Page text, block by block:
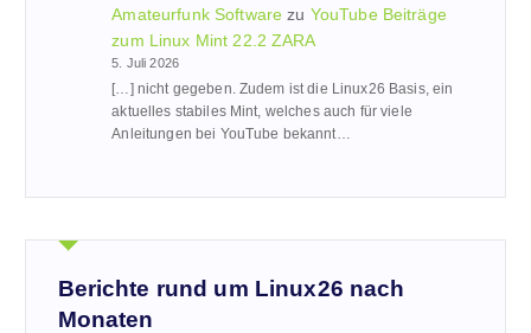
Amateurfunk Software zu YouTube Beiträge
zum Linux Mint 22.2 ZARA
5. Juli 2026
[…] nicht gegeben. Zudem ist die Linux26 Basis, ein
aktuelles stabiles Mint, welches auch für viele
Anleitungen bei YouTube bekannt…
Berichte rund um Linux26 nach
Monaten